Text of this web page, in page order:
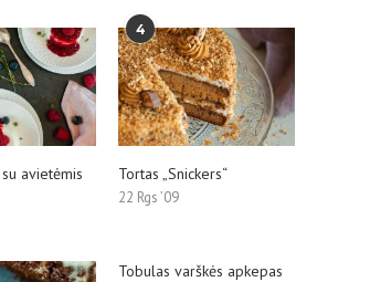
avietėmis
4
Tortas „Snickers“
22 Rgs ’09
Tobulas varškės apkepas